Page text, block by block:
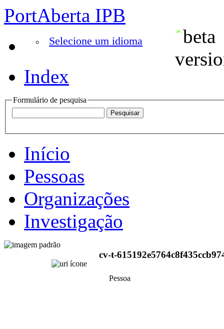
PortAberta IPB
Selecione um idioma
Index
Formulário de pesquisa
Início
Pessoas
Organizações
Investigação
cv-t-
Pessoa